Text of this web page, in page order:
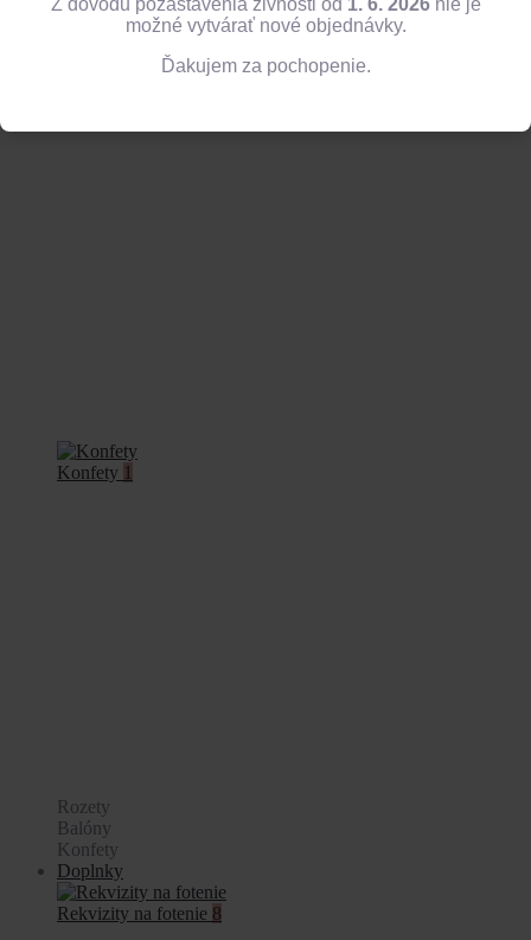
Konfety 1
Rozety
Balóny
Konfety
Doplnky
Rekvizity na fotenie 8
Z dôvodu pozastavenia živnosti od 1. 6. 2026nie je
možné vytvárať nové objednávky.
Ďakujem za pochopenie.